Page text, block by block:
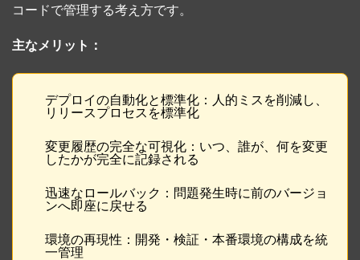
コードで管理する考え方です。
主なメリット：
デプロイの自動化と標準化：人的ミスを削減し、
リリースプロセスを標準化
変更履歴の完全な可視化：いつ、誰が、何を変更
したかが完全に記録される
迅速なロールバック：問題発生時に前のバージョ
ンへ即座に戻せる
環境の再現性：開発・検証・本番環境の構成を統
一管理